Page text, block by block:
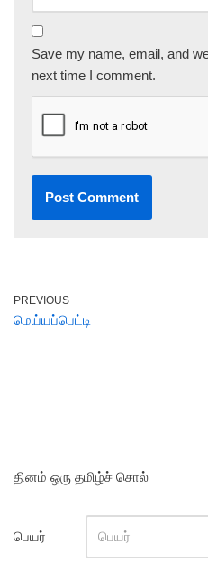
Save my name, email, and
next time I comment.
PREVIOUS
மெய்யப்பெட்டி
தினம் ஒரு தமிழ்ச் சொல்
பெயர்